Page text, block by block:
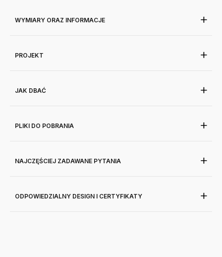
WYMIARY ORAZ INFORMACJE
PROJEKT
JAK DBAĆ
PLIKI DO POBRANIA
NAJCZĘŚCIEJ ZADAWANE PYTANIA
ODPOWIEDZIALNY DESIGN I CERTYFIKATY